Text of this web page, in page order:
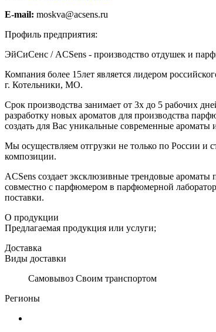
E-mail: moskva@acsens.ru
Профиль предприятия:
ЭйСиСенс / ACSens - производство отдушек и
Компания более 15лет является лидером
г. Котельники, МО.
Срок производства занимает от 3х до 5 рабочих
разработку новых ароматов для производства
создать для Вас уникальные современные ароматы
Мы осуществляем отгрузки не только по России
композиции.
ACSens создает эксклюзивные трендовые
совместно с парфюмером в парфюмерной
поставки.
О продукции
Предлагаемая продукция или услуги;
Доставка
Виды доставки
Самовывоз Своим транспортом
Регионы